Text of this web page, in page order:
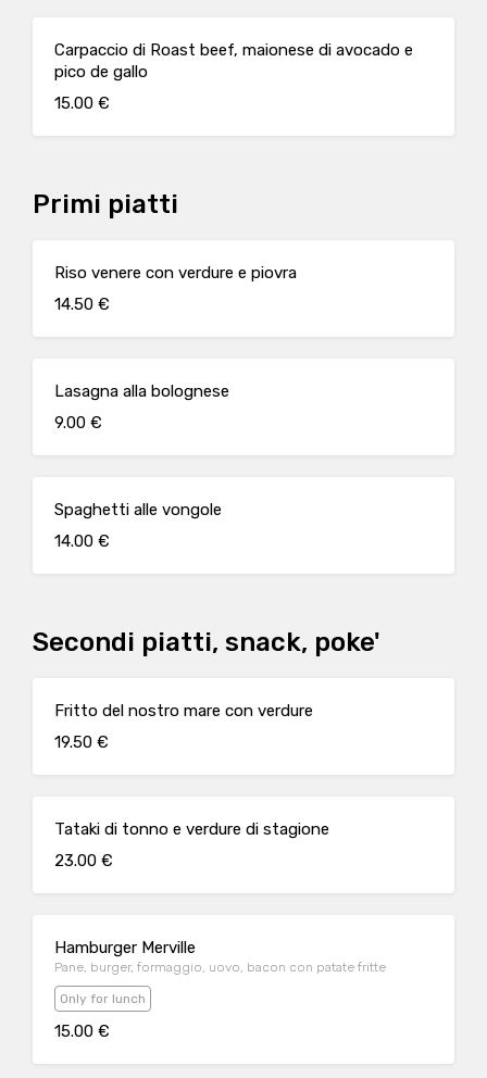
Carpaccio di Roast beef, maionese di avocado e
pico de gallo
15.00 €
Primi piatti
Riso venere con verdure e piovra
14.50 €
Lasagna alla bolognese
9.00 €
Spaghetti alle vongole
14.00 €
Secondi piatti, snack, poke'
Fritto del nostro mare con verdure
19.50 €
Tataki di tonno e verdure di stagione
23.00 €
Hamburger Merville
Pane, burger, formaggio, uovo, bacon con patate fritte
Only for lunch
15.00 €